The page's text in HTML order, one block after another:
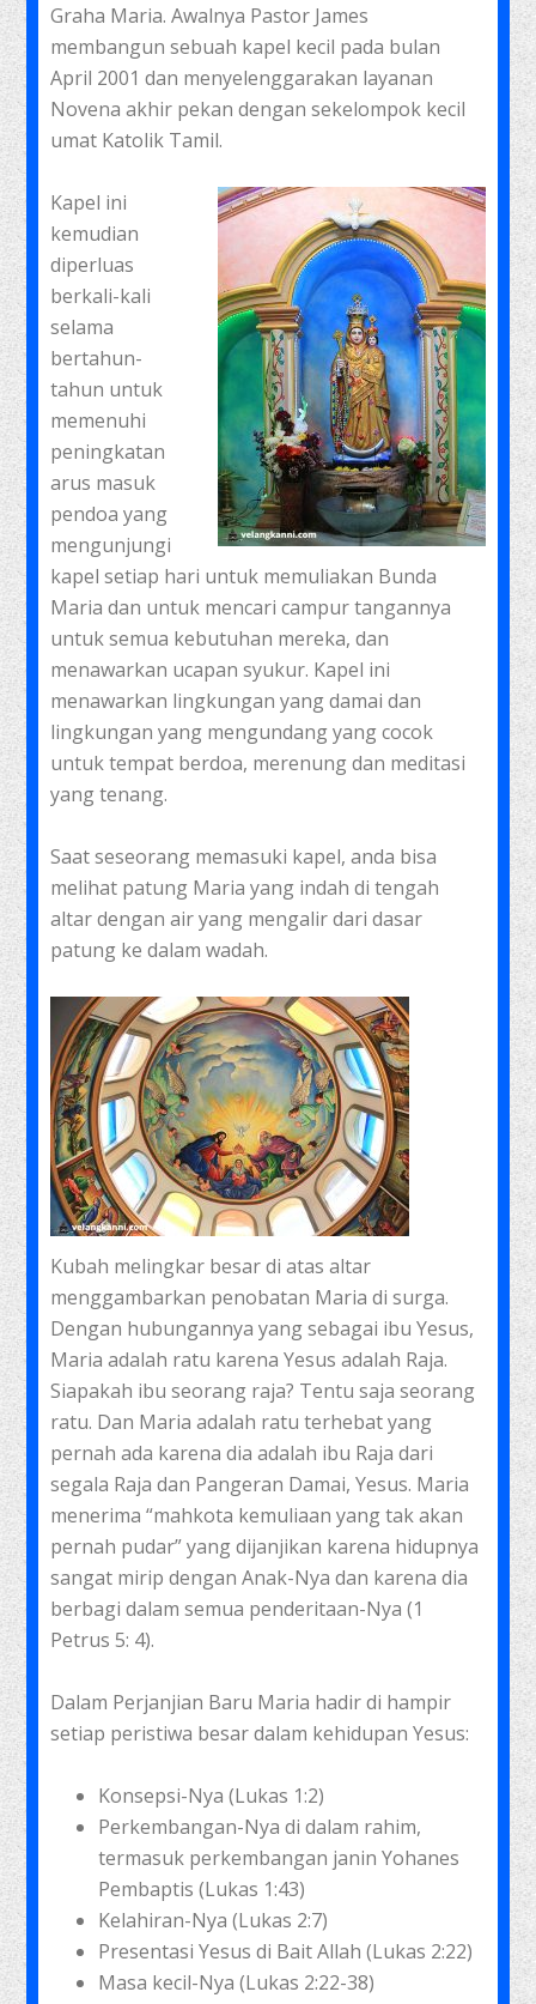
Graha Maria. Awalnya Pastor James
membangun sebuah kapel kecil pada bulan
April 2001 dan menyelenggarakan layanan
Novena akhir pekan dengan sekelompok kecil
umat Katolik Tamil.
Kapel ini
kemudian
diperluas
berkali-kali
selama
bertahun-
tahun untuk
memenuhi
peningkatan
arus masuk
pendoa yang
mengunjungi
kapel setiap hari untuk memuliakan Bunda
Maria dan untuk mencari campur tangannya
untuk semua kebutuhan mereka, dan
menawarkan ucapan syukur. Kapel ini
menawarkan lingkungan yang damai dan
lingkungan yang mengundang yang cocok
untuk tempat berdoa, merenung dan meditasi
yang tenang.
Saat seseorang memasuki kapel, anda bisa
melihat patung Maria yang indah di tengah
altar dengan air yang mengalir dari dasar
patung ke dalam wadah.
Kubah melingkar besar di atas altar
menggambarkan penobatan Maria di surga.
Dengan hubungannya yang sebagai ibu Yesus,
Maria adalah ratu karena Yesus adalah Raja.
Siapakah ibu seorang raja? Tentu saja seorang
ratu. Dan Maria adalah ratu terhebat yang
pernah ada karena dia adalah ibu Raja dari
segala Raja dan Pangeran Damai, Yesus. Maria
menerima “mahkota kemuliaan yang tak akan
pernah pudar” yang dijanjikan karena hidupnya
sangat mirip dengan Anak-Nya dan karena dia
berbagi dalam semua penderitaan-Nya (1
Petrus 5: 4).
Dalam Perjanjian Baru Maria hadir di hampir
setiap peristiwa besar dalam kehidupan Yesus:
Konsepsi-Nya (Lukas 1:2)
Perkembangan-Nya di dalam rahim,
termasuk perkembangan janin Yohanes
Pembaptis (Lukas 1:43)
Kelahiran-Nya (Lukas 2:7)
Presentasi Yesus di Bait Allah (Lukas 2:22)
Masa kecil-Nya (Lukas 2:22-38)